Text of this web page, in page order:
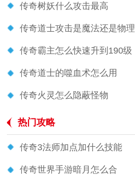
传奇树妖什么攻击最高
传奇道士攻击是魔法还是物理
传奇霸主怎么快速升到190级
传奇道士的噬血术怎么用
传奇火灵怎么隐蔽怪物
热门攻略
传奇3法师加点加什么技能
传奇世界手游暗月怎么合